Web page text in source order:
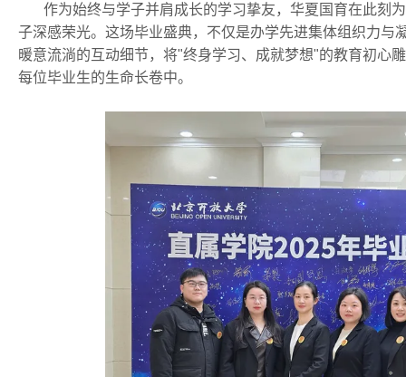
作为始终与学子并肩成长的学习挚友，华夏国育在此刻
子深感荣光。这场毕业盛典，不仅是办学先进集体组织力与
暖意流淌的互动细节，将"终身学习、成就梦想"的教育初心
每位毕业生的生命长卷中。